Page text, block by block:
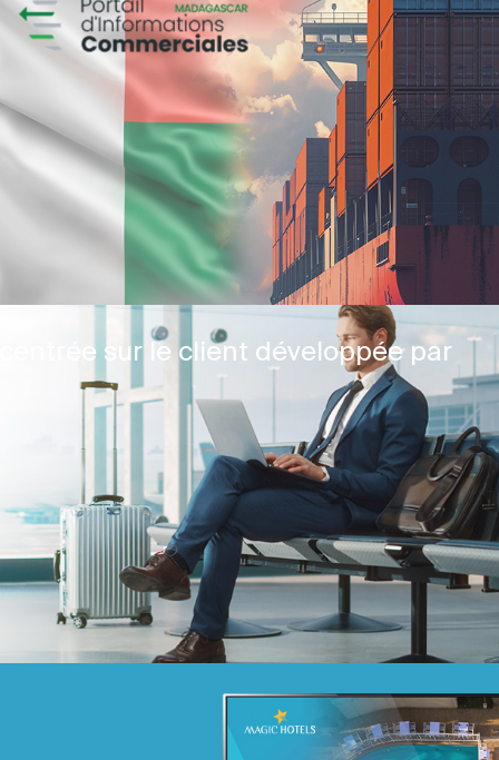
sur le client développée par